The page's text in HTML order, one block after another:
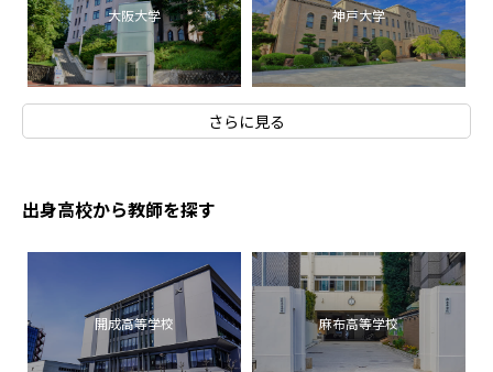
大阪大学 神戸大学
さらに見る
出身高校から教師を探す
開成高等学校 麻布高等学校